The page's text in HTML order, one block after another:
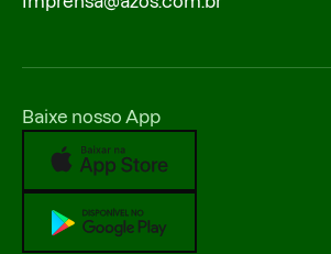
Baixe nosso App